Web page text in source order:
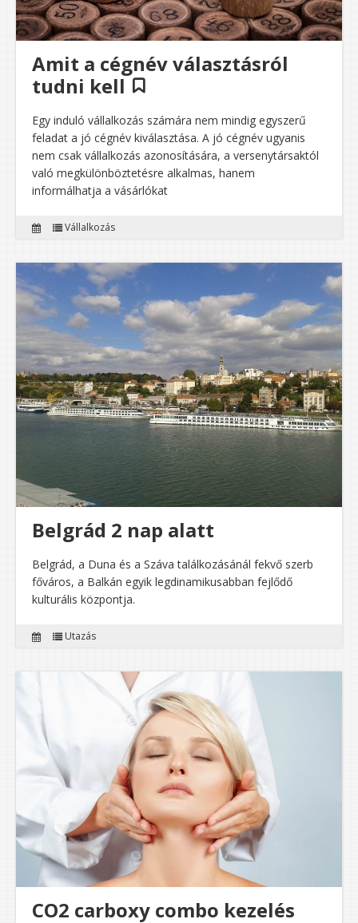
Amit a cégnév választásról
tudni kell
Egy induló vállalkozás számára nem mindig egyszerű
feladat a jó cégnév kiválasztása. A jó cégnév ugyanis
nem csak vállalkozás azonosítására, a versenytársaktól
való megkülönböztetésre alkalmas, hanem
informálhatja a vásárlókat
Vállalkozás
Belgrád 2 nap alatt
Belgrád, a Duna és a Száva találkozásánál fekvő szerb
főváros, a Balkán egyik legdinamikusabban fejlődő
kulturális központja.
Utazás
CO2 carboxy combo kezelés